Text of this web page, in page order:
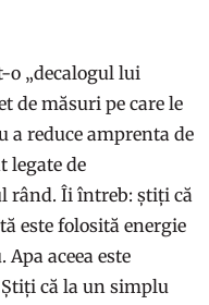
o „decalogul lui
de măsuri pe care le
a reduce amprenta de
legate de
rând. Îi întreb: știți că
este folosită energie
aceea este
că la un simplu